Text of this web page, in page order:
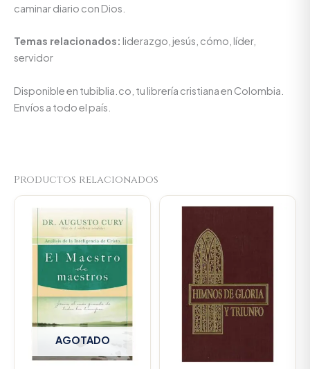
caminar diario con Dios.
Temas relacionados: liderazgo, jesús, cómo, líder,
servidor
Disponible en tubiblia.co, tu librería cristiana en Colombia.
Envíos a todo el país.
Productos relacionados
AGOTADO
Current